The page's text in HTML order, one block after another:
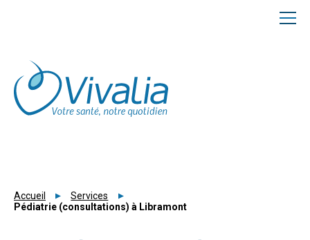
Accueil
Services
Pédiatrie (consultations) à Libramont